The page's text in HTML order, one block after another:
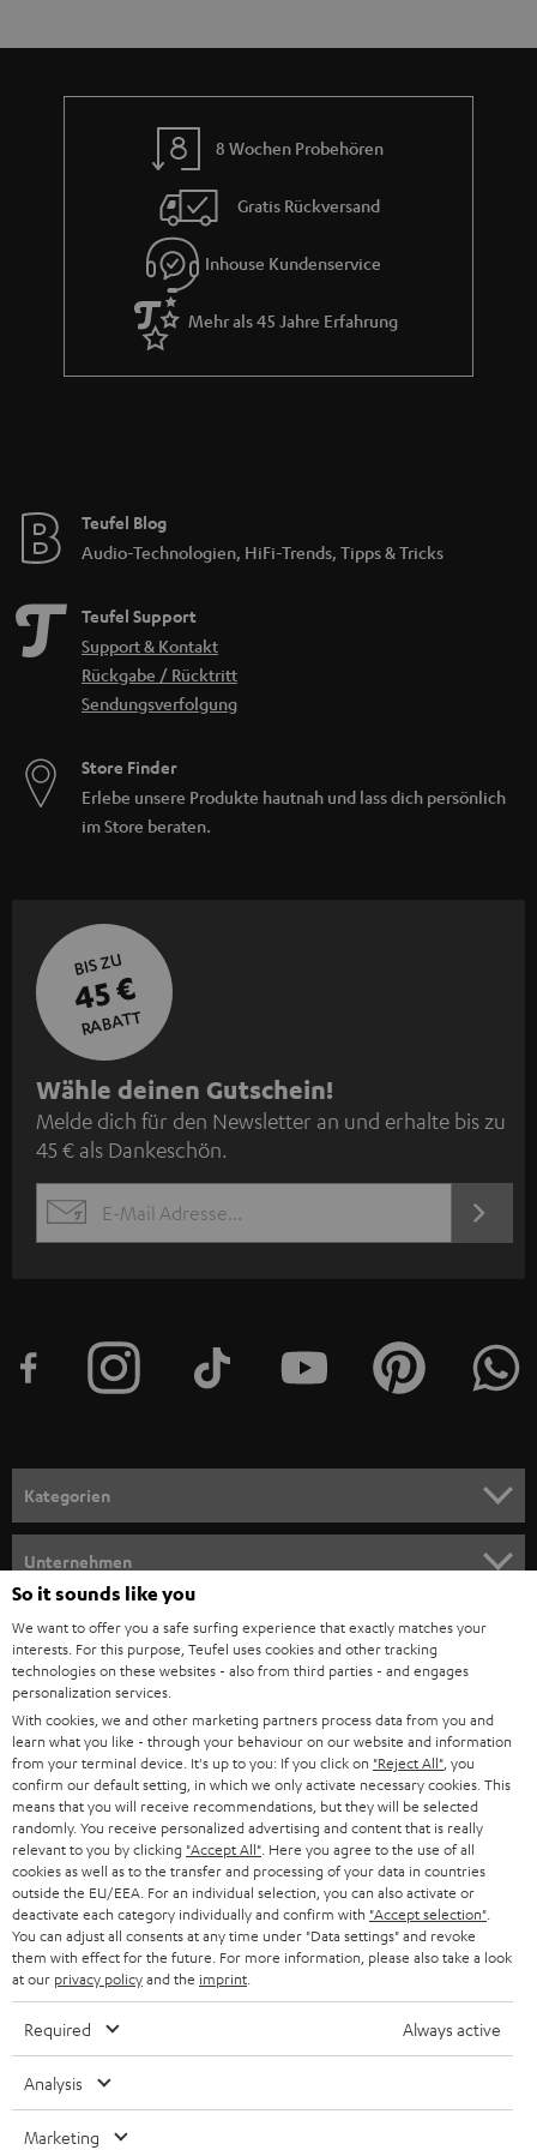
r
a
n
8 Wochen Probehören
Gratis Rückversand
Inhouse Kundenservice
Mehr als 45 Jahre Erfahrung
Teufel Blog
Audio-Technologien, HiFi-Trends, Tipps & Tricks
Teufel Support
Support & Kontakt
Rückgabe / Rücktritt
Sendungsverfolgung
Store Finder
Erlebe unsere Produkte hautnah und lass dich persönlich
im Store beraten.
BIS ZU
45 €
RABATT
N
e
w
s
l
e
n
m
e
l
d
u
n
g
Wähle deinen Gutschein!
Melde dich für den Newsletter an und erhalte bis zu
45 € als Dankeschön.
EMAIL
JETZT
Kategorien
HEIMKINO-KOMPLETTANLAGEN
SOUNDBARS
SMART HOME
BLUETOOTH-LAUTSPRECHER
KOPFHÖRER
BLUETOOTH-KOPFHÖRER
STEREOANLAGEN
LAUTSPRECHER
ULTIMA-SERIE
IN-EAR-KOPFHÖRER
Unternehmen
KARRIERE
PRESSE & MARKETING
GESCHÄFTSKUNDEN
PARTNERPROGRAMM
BLOG
NEWSLETTER
STORES
DEINE VORTEILE BEI TEUFEL
TEUFEL STORY
UNSER MANAGEMENT
Teufel Onlineshops
DEUTSCHLAND
ÖSTERREICH
SCHWEIZ
NIEDERLANDE
BELGIEN
POLEN
SPANIEN
So it sounds like you
We want to offer you a safe surfing experience that exactly matches your
interests. For this purpose, Teufel uses cookies and other tracking
technologies on these websites - also from third parties - and engages
personalization services.
With cookies, we and other marketing partners process data from you and
learn what you like - through your behaviour on our website and information
from your terminal device. It's up to you: If you click on "Reject All" , you
confirm our default setting, in which we only activate necessary cookies. This
means that you will receive recommendations, but they will be selected
randomly. You receive personalized advertising and content that is really
relevant to you by clicking "Accept All" . Here you agree to the use of all
cookies as well as to the transfer and processing of your data in countries
outside the EU/EEA. For an individual selection, you can also activate or
deactivate each category individually and confirm with "Accept selection"
You can adjust all consents at any time under "Data settings" and revoke
them with effect for the future. For more information, please also take a look
at our privacy policyand the imprint
Required Always active
Analysis
Marketing